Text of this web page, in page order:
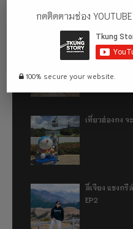
เที่ยวฮ่องกง จ
เที่ยวฮ่องกง จ
ลี่เจียง แชงกรี
EP2
กดติดตามช่อง
100% secure your website.